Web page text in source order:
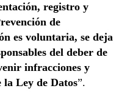
registro y
de
es voluntaria, se deja
del deber de
infracciones y
la Ley de Datos”.